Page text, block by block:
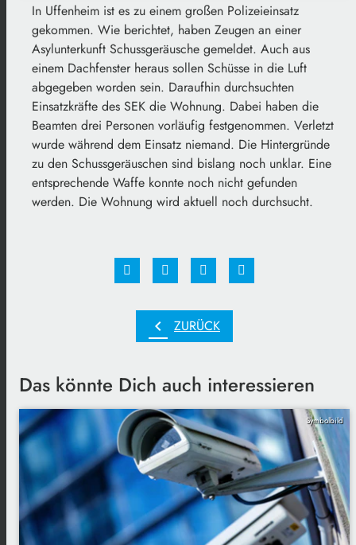
In Uffenheim ist es zu einem großen Polizeieinsatz
gekommen. Wie berichtet, haben Zeugen an einer
Asylunterkunft Schussgeräusche gemeldet. Auch aus
einem Dachfenster heraus sollen Schüsse in die Luft
abgegeben worden sein. Daraufhin durchsuchten
Einsatzkräfte des SEK die Wohnung. Dabei haben die
Beamten drei Personen vorläufig festgenommen. Verletzt
wurde während dem Einsatz niemand. Die Hintergründe
zu den Schussgeräuschen sind bislang noch unklar. Eine
entsprechende Waffe konnte noch nicht gefunden
werden. Die Wohnung wird aktuell noch durchsucht.
chevron_left ZURÜCK
Das könnte Dich auch interessieren
Symbolbild